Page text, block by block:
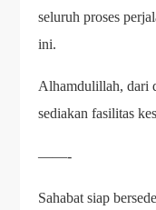
seluruh proses
ini.
Alhamdulillah, dari
sediakan fasilitas
——-
Sahabat siap